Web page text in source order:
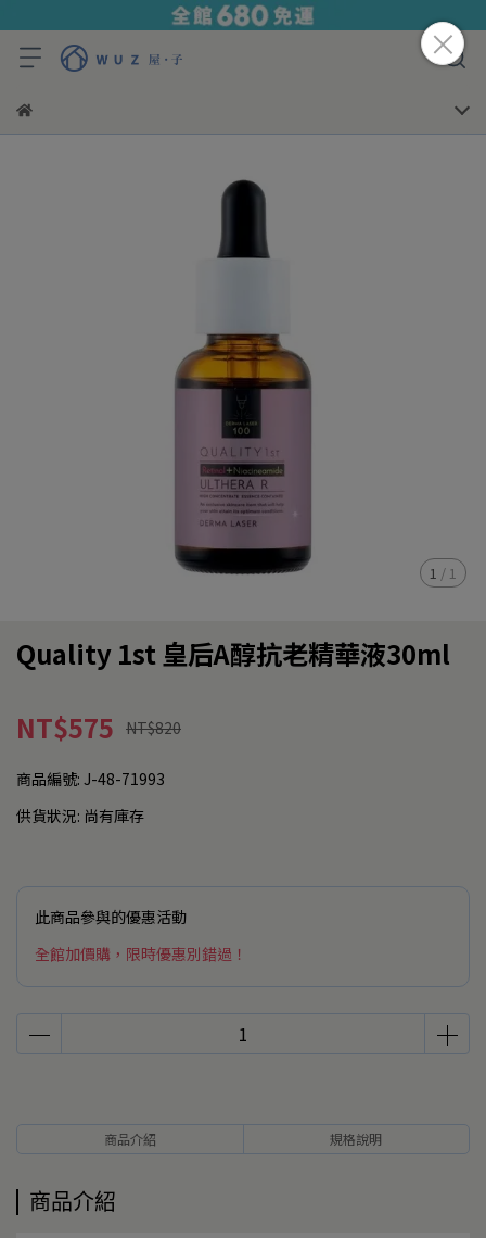
1 / 1
Quality 1st 皇后A醇抗老精華液30ml
NT$575 NT$820
商品編號: J-48-71993
供貨狀況: 尚有庫存
此商品參與的優惠活動
全館加價購，限時優惠別錯過！
商品介紹 規格說明
商品介紹